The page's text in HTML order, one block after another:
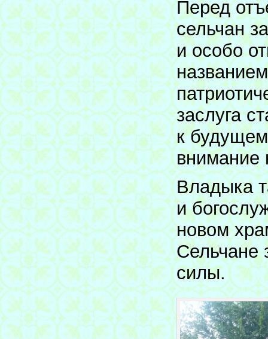
Перед
сельчан
и особо
заслуга
к
Владыка
и
новом
Сельчане
силы.